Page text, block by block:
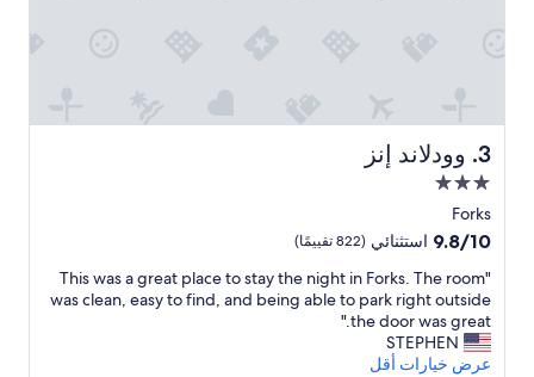
3. وودلاند إنز
وودلاند إنز
مكان
إقامة
مصنف
3.0
نجوم
Forks
9.8
10،
استثنائي،
(822
تقييمًا)
9.8/10 استثنائي (822 تقييمًا)
"
T
h
i
s
"This was a great place to stay the night in Forks. The room
was clean, easy to find, and being able to park right outside
the door was great."
STEPHEN
عرض خيارات أقل